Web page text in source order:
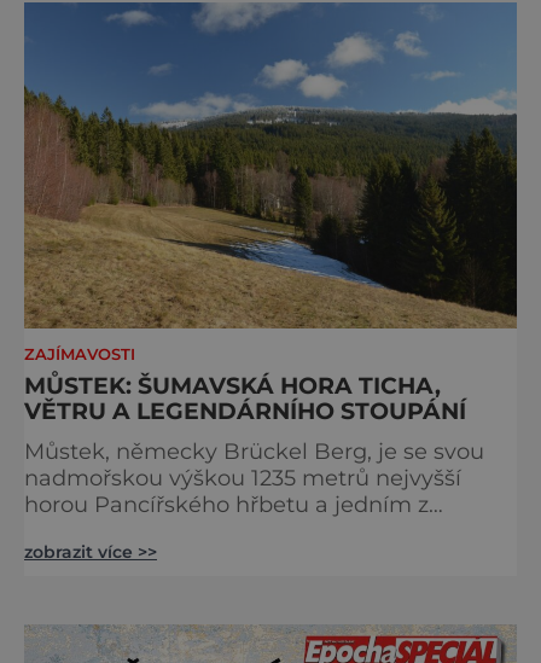
přijíždějí. Nejde o boj proti turistům. Jde o
ochranu krajiny, která už nechce být obětí
vlastního úspě
ZAJÍMAVOSTI
MŮSTEK: ŠUMAVSKÁ HORA TICHA,
VĚTRU A LEGENDÁRNÍHO STOUPÁNÍ
Můstek, německy Brückel Berg, je se svou
nadmořskou výškou 1235 metrů nejvyšší
horou Pancířského hřbetu a jedním z
Šumavy. Přestože nestojí v centru hlavních
Můstek si dodnes uchovává syrový horský
zobrazit více >>